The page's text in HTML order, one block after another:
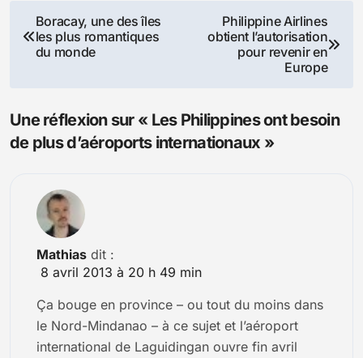
Navigation
de
Boracay, une des îles
les plus romantiques
du monde
Philippine Airlines
obtient l’autorisation
pour revenir en
Europe
Une réflexion sur « Les Philippines ont besoin
de plus d’aéroports internationaux »
Mathias dit :
8 avril 2013 à 20 h 49 min
Ça bouge en province – ou tout du moins dans
le Nord-Mindanao – à ce sujet et l’aéroport
international de Laguidingan ouvre fin avril